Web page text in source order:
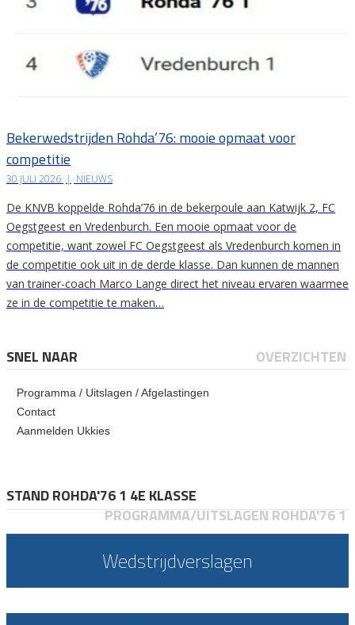
Bekerwedstrijden Rohda’76: mooie opmaat voor
competitie
30 JULI 2026 | NIEUWS
De KNVB koppelde Rohda’76 in de bekerpoule aan Katwijk 2, FC
Oegstgeest en Vredenburch. Een mooie opmaat voor de
competitie, want zowel FC Oegstgeest als Vredenburch komen in
de competitie ook uit in de derde klasse. Dan kunnen de mannen
van trainer-coach Marco Lange direct het niveau ervaren waarmee
ze in de competitie te maken…
SNEL NAAR OVERZICHTEN
Programma / Uitslagen / Afgelastingen
Contact
Aanmelden Ukkies
STAND ROHDA'76 1 4E KLASSE
PROGRAMMA/UITSLAGEN ROHDA'76 1
Wedstrijdverslagen